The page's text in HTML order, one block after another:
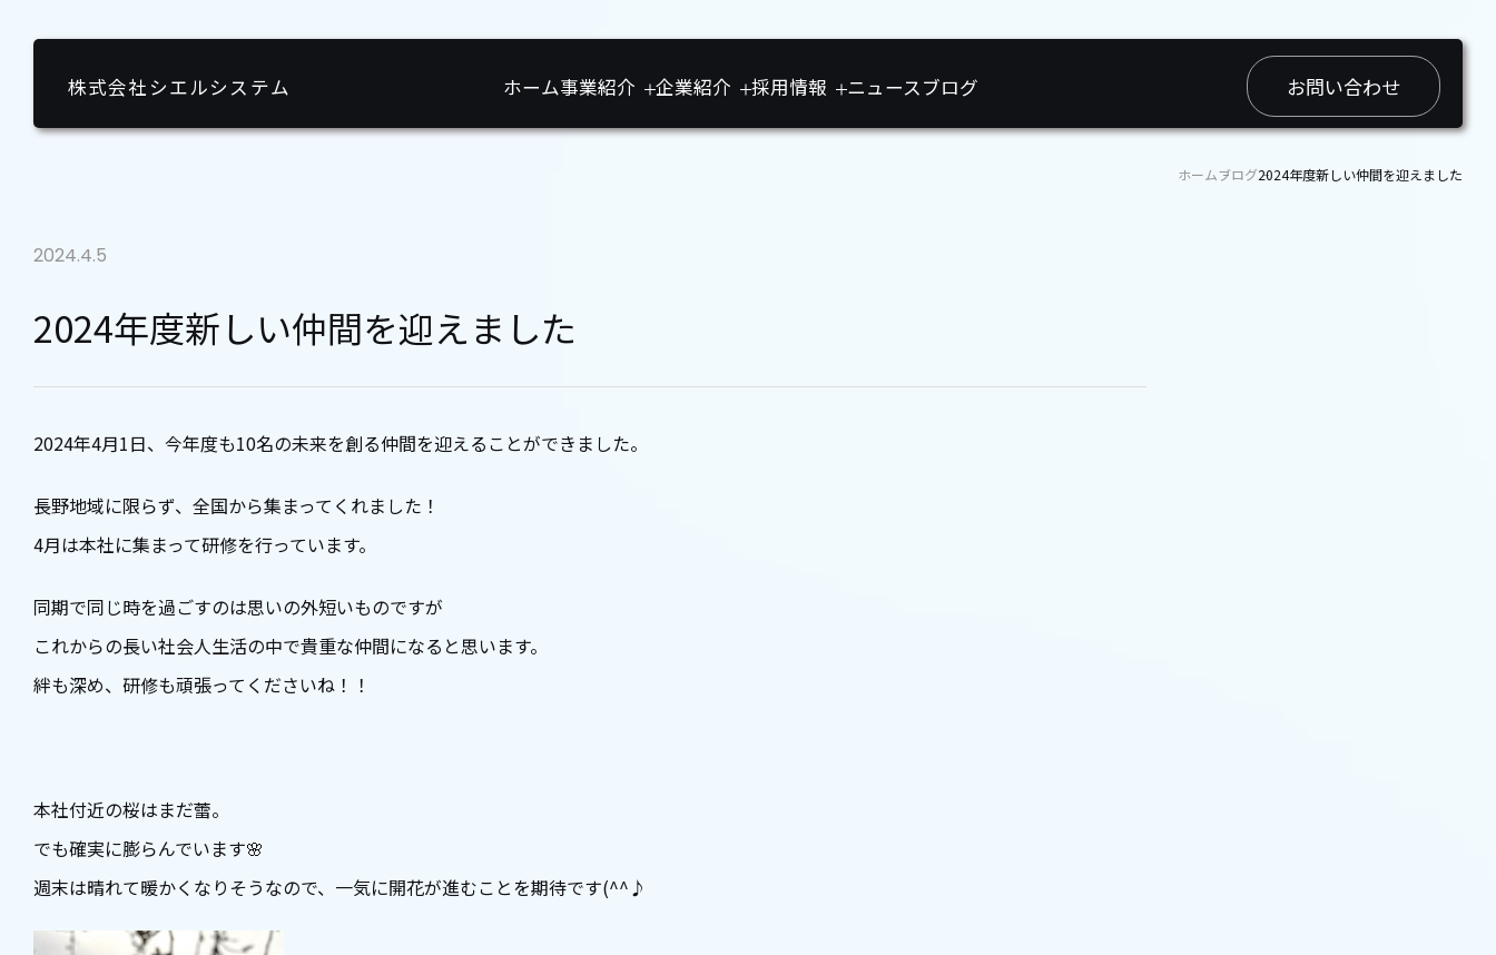
株式会社シエルシステム ホーム事業紹介 企業紹介 採用情報 ニュースブログ お問い合わせ
ホームブログ2024年度新しい仲間を迎えました
2024.4.5
2024年度新しい仲間を迎えました
2024年4月1日、今年度も10名の未来を創る仲間を迎えることができました。
長野地域に限らず、全国から集まってくれました！
4月は本社に集まって研修を行っています。
同期で同じ時を過ごすのは思いの外短いものですが
これからの長い社会人生活の中で貴重な仲間になると思います。
絆も深め、研修も頑張ってくださいね！！
本社付近の桜はまだ蕾。
でも確実に膨らんでいます🌸
週末は晴れて暖かくなりそうなので、一気に開花が進むことを期待です(^^♪